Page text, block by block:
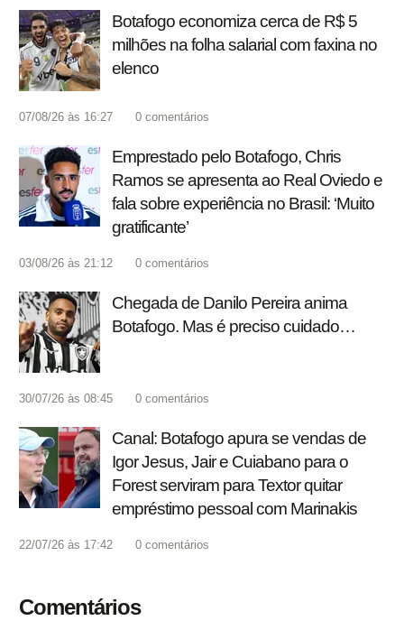
Botafogo economiza cerca de R$ 5
milhões na folha salarial com faxina no
elenco
07/08/26 às 16:27 0 comentários
Emprestado pelo Botafogo, Chris
Ramos se apresenta ao Real Oviedo e
fala sobre experiência no Brasil: ‘Muito
gratificante’
03/08/26 às 21:12 0 comentários
Chegada de Danilo Pereira anima
Botafogo. Mas é preciso cuidado…
30/07/26 às 08:45 0 comentários
Canal: Botafogo apura se vendas de
Igor Jesus, Jair e Cuiabano para o
Forest serviram para Textor quitar
empréstimo pessoal com Marinakis
22/07/26 às 17:42 0 comentários
Comentários